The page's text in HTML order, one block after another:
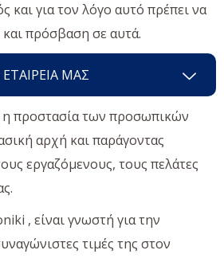
και για τον λόγο αυτό πρέπει να
πρόσβαση σε αυτά.
ΜΑΣ
η προστασία των προσωπικών
αρχή και παράγοντας
εργαζόμενους, τους πελάτες
, είναι γνωστή για την
τιμές της στον